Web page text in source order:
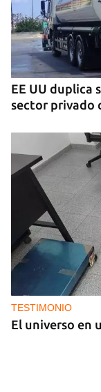
EE UU duplica
sector privado
TESTIMONIO
El universo en